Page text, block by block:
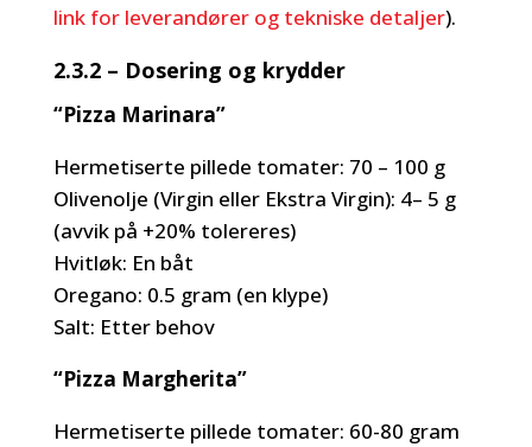
link for leverandører og tekniske detaljer).
2.3.2 – Dosering og krydder
“Pizza Marinara”
Hermetiserte pillede tomater: 70 – 100 g
Olivenolje (Virgin eller Ekstra Virgin): 4– 5 g
(avvik på +20% tolereres)
Hvitløk: En båt
Oregano: 0.5 gram (en klype)
Salt: Etter behov
“Pizza Margherita”
Hermetiserte pillede tomater: 60-80 gram